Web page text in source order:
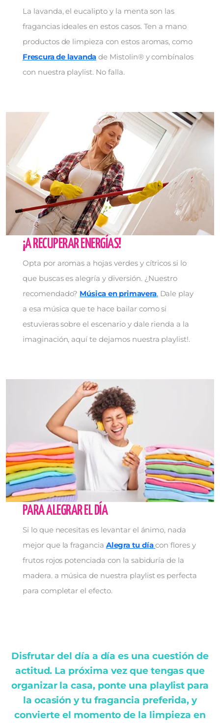
La lavanda, el eucalipto y la menta son las
fragancias ideales en estos casos. Ten a mano
productos de limpieza con estos aromas, como
Frescura de lavanda de Mistolin® y combínalos
con nuestra playlist. No falla.
¡A RECUPERAR ENERGÍAS!
Opta por aromas a hojas verdes y cítricos si lo
que buscas es alegría y diversión. ¿Nuestro
recomendado? Música en primavera. Dale play
a esa música que te hace bailar como si
estuvieras sobre el escenario y dale rienda a la
imaginación, aquí te dejamos nuestra playlist!.
PARA ALEGRAR EL DÍA
Si lo que necesitas es levantar el ánimo, nada
mejor que la fragancia Alegra tu día con flores y
frutos rojos potenciada con la sabiduría de la
madera. a música de nuestra playlist es perfecta
para completar el efecto.
Disfrutar del día a día es una cuestión de
actitud. La próxima vez que tengas que
organizar la casa, ponte una playlist para
la ocasión y tu fragancia preferida, y
convierte el momento de la limpieza en